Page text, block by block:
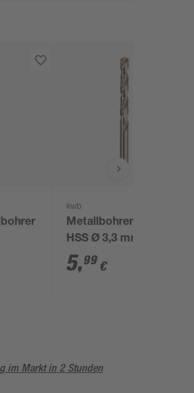
kwb
Metallbohrer 'Cobalt'
HSS Ø 3,3 mm
5,99 €
im Markt in 2 Stunden